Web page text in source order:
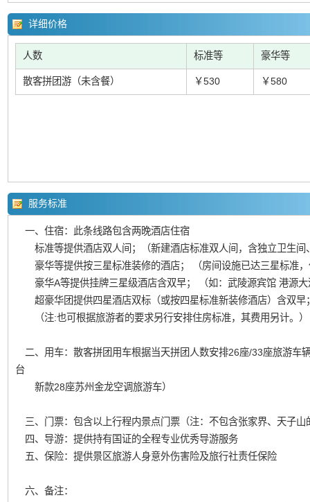
详细价格
人数 标准等 豪华等
散客拼团游（未含餐） ￥530 ￥580
服务标准
一、住宿：此条线路包含两晚酒店住宿
标准等提供酒店双人间；（新建酒店标准双人间，含独立卫生间
豪华等提供按三星标准装修的酒店； （房间设施已达三星标准，
豪华A等提供挂牌三星级酒店含双早； （如：武陵源宾馆 港源大
超豪华团提供四星酒店双标（或按四星标准新装修酒店）含双早
（注:也可根据旅游者的要求另行安排住房标准，其费用另计。）
二、用车：散客拼团用车根据当天拼团人数安排26座/33座旅游车
台
新款28座苏州金龙空调旅游车）
三、门票：包含以上行程内景点门票（注：不包含张家界、天子山
四、导游：提供持有国证的全程专业优秀导游服务
五、保险：提供景区旅游人身意外伤害险及旅行社责任保险
六、备注：